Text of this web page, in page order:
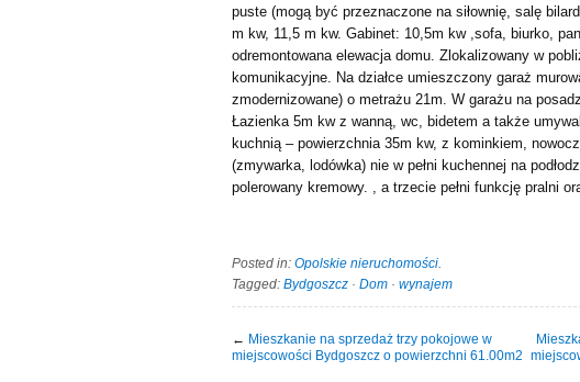
puste (mogą być przeznaczone na siłownię, salę
m kw, 11,5 m kw. Gabinet: 10,5m kw ,sofa, biurko,
odremontowana elewacja domu. Zlokalizowany w
komunikacyjne. Na działce umieszczony garaż
zmodernizowane) o metrażu 21m. W garażu na
Łazienka 5m kw z wanną, wc, bidetem a także
kuchnią – powierzchnia 35m kw, z kominkiem,
(zmywarka, lodówka) nie w pełni kuchennej na
polerowany kremowy. , a trzecie pełni funkcję pralni
Posted in: Opolskie nieruchomości.
Tagged: Bydgoszcz · Dom · wynajem
← Mieszkanie na sprzedaż trzy pokojowe w
miejscowości Bydgoszcz o powierzchni 61.00m2